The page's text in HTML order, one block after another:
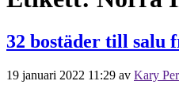
32 bostäder till salu
19 januari 2022 11:29 av Kary